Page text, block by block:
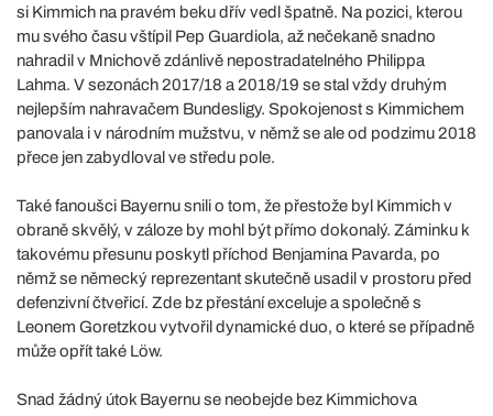
si Kimmich na pravém beku dřív vedl špatně. Na pozici, kterou
mu svého času vštípil Pep Guardiola, až nečekaně snadno
nahradil v Mnichově zdánlivě nepostradatelného Philippa
Lahma. V sezonách 2017/18 a 2018/19 se stal vždy druhým
nejlepším nahravačem Bundesligy. Spokojenost s Kimmichem
panovala i v národním mužstvu, v němž se ale od podzimu 2018
přece jen zabydloval ve středu pole.
Také fanoušci Bayernu snili o tom, že přestože byl Kimmich v
obraně skvělý, v záloze by mohl být přímo dokonalý. Záminku k
takovému přesunu poskytl příchod Benjamina Pavarda, po
němž se německý reprezentant skutečně usadil v prostoru před
defenzivní čtveřicí. Zde bz přestání exceluje a společně s
Leonem Goretzkou vytvořil dynamické duo, o které se případně
může opřít také Löw.
Snad žádný útok Bayernu se neobejde bez Kimmichova